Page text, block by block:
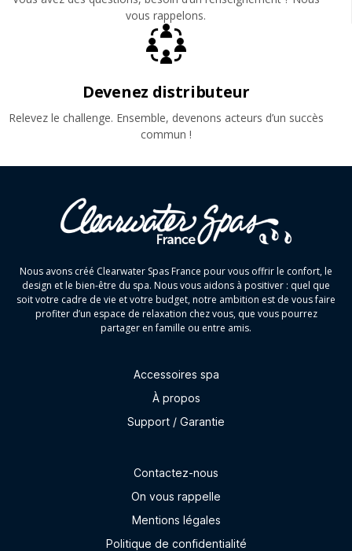
vous rappelons.
Devenez distributeur
Relevez le challenge. Ensemble, devenons acteurs d’un succès
commun !
Nous avons créé Clearwater Spas France pour vous offrir le confort, le
design et le bien-être du spa. Nous vous aidons à positiver : quel que
soit votre cadre de vie et votre budget, notre ambition est de vous faire
profiter d’un espace de relaxation chez vous, que vous pourrez
partager en famille ou entre amis.
Accessoires spa
À propos
Support / Garantie
Contactez-nous
On vous rappelle
Mentions légales
Politique de confidentialité